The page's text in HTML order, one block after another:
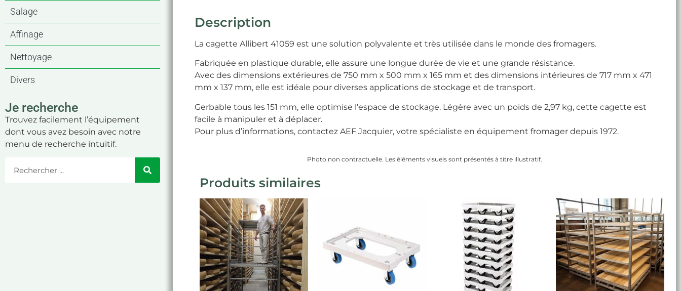
Salage
Affinage
Nettoyage
Divers
Je recherche
Trouvez facilement l’équipement
dont vous avez besoin avec notre
menu de recherche intuitif.
Description
La cagette Allibert 41059 est une solution polyvalente et très utilisée dans le monde des fromagers.
Fabriquée en plastique durable, elle assure une longue durée de vie et une grande résistance.
Avec des dimensions extérieures de 750 mm x 500 mm x 165 mm et des dimensions intérieures de 717 mm x 471
mm x 137 mm, elle est idéale pour diverses applications de stockage et de transport.
Gerbable tous les 151 mm, elle optimise l’espace de stockage. Légère avec un poids de 2,97 kg, cette cagette est
facile à manipuler et à déplacer.
Pour plus d’informations, contactez AEF Jacquier, votre spécialiste en équipement fromager depuis 1972.
Photo non contractuelle. Les éléments visuels sont présentés à titre illustratif.
Produits similaires